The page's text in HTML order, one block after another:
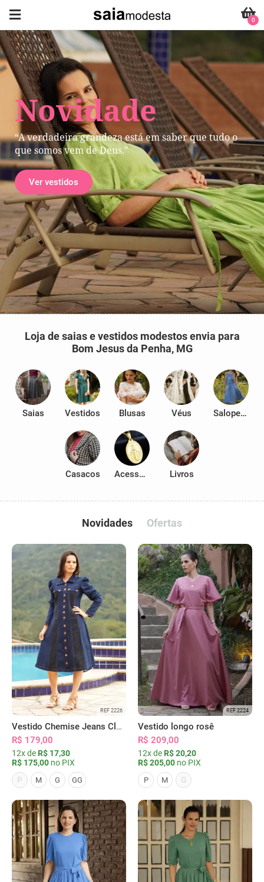
Novidade
“A verdadeira grandeza está em saber que tudo o
que somos vem de Deus."
Ver vestidos
0
Loja de saias e vestidos modestos envia para
Bom Jesus da Penha, MG
Saias Vestidos Blusas Véus Salopetes
Casacos Acessórios Livros
Novidades Ofertas
REF 2226
Vestido Chemise Jeans Clássica Serena
R$ 179,00
12x de R$ 17,30
R$ 175,00 no PIX
P
M G GG
REF 2224
Vestido longo rosê
R$ 209,00
12x de R$ 20,20
R$ 205,00 no PIX
P M G